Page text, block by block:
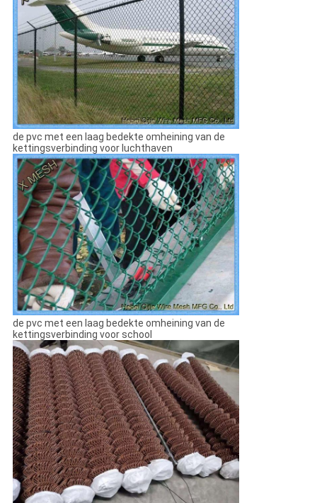
de pvc met een laag bedekte omheining van de
kettingsverbinding voor luchthaven
de pvc met een laag bedekte omheining van de
kettingsverbinding voor school